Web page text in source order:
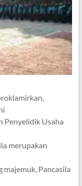
Penyelidik Usaha
merupakan
majemuk, Pancasila